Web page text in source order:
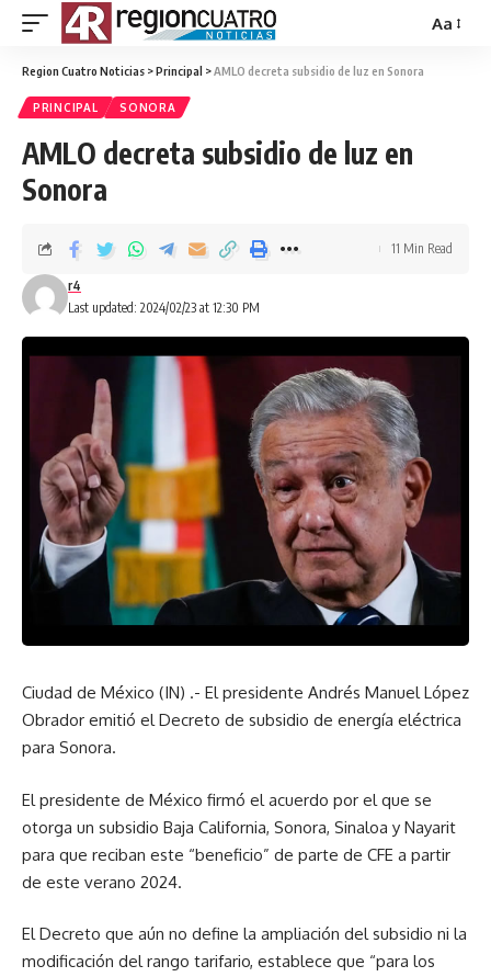
Aa
Region Cuatro Noticias >Principal >AMLO decreta subsidio de luz en Sonora
PRINCIPAL SONORA
AMLO decreta subsidio de luz en
Sonora
Last updated: 2024/02/23 at 12:30 PM
r4
11 Min Read
Ciudad de México (IN) .- El presidente Andrés Manuel López
Obrador emitió el Decreto de subsidio de energía eléctrica
para Sonora.
El presidente de México firmó el acuerdo por el que se
otorga un subsidio Baja California, Sonora, Sinaloa y Nayarit
para que reciban este “beneficio” de parte de CFE a partir
de este verano 2024.
El Decreto que aún no define la ampliación del subsidio ni la
modificación del rango tarifario, establece que “para los